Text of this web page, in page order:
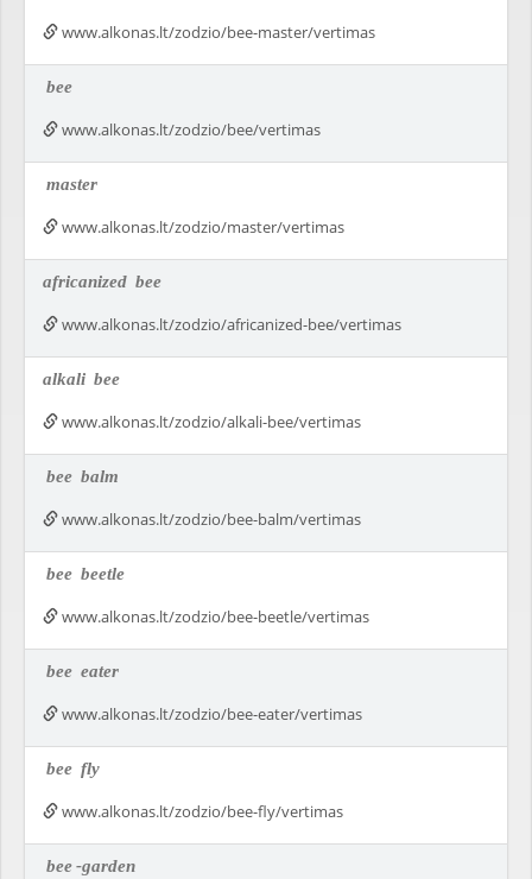
www.alkonas.lt/zodzio/bee-master/vertimas
bee
www.alkonas.lt/zodzio/bee/vertimas
master
www.alkonas.lt/zodzio/master/vertimas
africanized bee
www.alkonas.lt/zodzio/africanized-bee/vertimas
alkali bee
www.alkonas.lt/zodzio/alkali-bee/vertimas
bee balm
www.alkonas.lt/zodzio/bee-balm/vertimas
bee beetle
www.alkonas.lt/zodzio/bee-beetle/vertimas
bee eater
www.alkonas.lt/zodzio/bee-eater/vertimas
bee fly
www.alkonas.lt/zodzio/bee-fly/vertimas
bee-garden